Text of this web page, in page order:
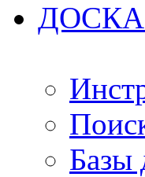
Базы